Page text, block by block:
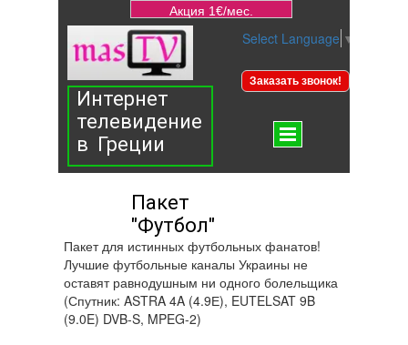
Интернет
телевидение
в Греции
Select Language ▼
Заказать звонок!
Акция 1€/мес.
Пакет
"Футбол"
Пакет для истинных футбольных фанатов!
Лучшие футбольные каналы Украины не
оставят равнодушным ни одного болельщика
(Спутник: ASTRA 4A (4.9Е), EUTELSAT 9B
(9.0E) DVB-S, MPEG-2)